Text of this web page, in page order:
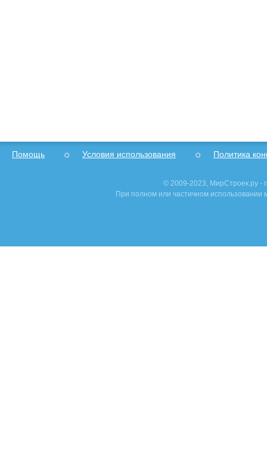
Помощь Условия использования Политика
© 2009-2023, МирСтроек.ру -
При полном или частичном использовании